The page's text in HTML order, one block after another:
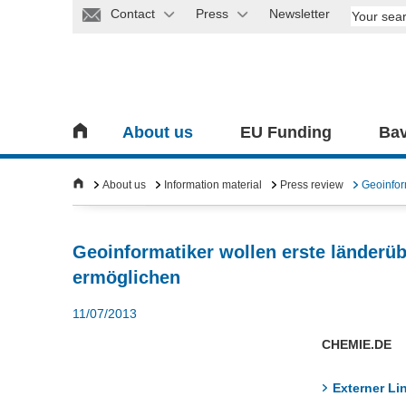
Contact Press Newsletter
About us EU Funding
About us Information material Press review
Geoinformatiker wollen erste
ermöglichen
11/07/2013
CHEMIE.DE
Externer